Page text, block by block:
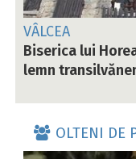
VÂLCEA
Biserica lui
lemn
OLTENI DE